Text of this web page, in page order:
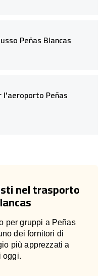
Peñas Blancas
Peñas
nel trasporto
per gruppi a Peñas
dei fornitori di
più apprezzati a
oggi.